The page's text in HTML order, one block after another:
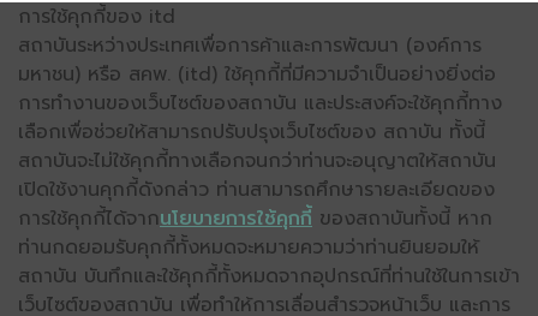
การใช้คุกกี้ของ itd
สถาบันระหว่างประเทศเพื่อการค้าและการพัฒนา (องค์การ
มหาชน) หรือ สคพ. (itd) ใช้คุกกี้ที่มีความจำเป็นอย่างยิ่งต่อ
การทำงานของเว็บไซต์ของสถาบัน และประสงค์จะใช้คุกกี้ทาง
เลือกเพื่อช่วยให้สามารถปรับปรุงเว็บไซต์ของ สถาบัน ทั้งนี้
สถาบันจะไม่ใช้คุกกี้ทางเลือกจนกว่าท่านจะอนุญาตให้สถาบัน
เปิดใช้งานคุกกี้ดังกล่าว ท่านสามารถศึกษารายละเอียดของ
การใช้คุกกี้ได้จากนโยบายการใช้คุกกี้ ของสถาบันทั้งนี้ หาก
ท่านกดยอมรับคุกกี้ทั้งหมดจะหมายความว่าท่านยินยอมให้
สถาบัน บันทึกและใช้คุกกี้ทั้งหมดจากอุปกรณ์ที่ท่านใช้ในการเข้า
เว็บไซต์ของสถาบัน เพื่อทำให้การเลื่อนสำรวจหน้าเว็บ และการ